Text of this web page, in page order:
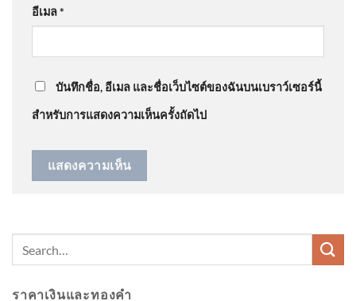
ใกล้เคียงที่อ
@AMARINTVHDonด่วน โจรเจอของจริง จะกระชาก
สร้อยทอง แต่สาวฮึดสู้ | ข่าวอรุณอมรินทร์ 10/08/69
Nuter A NUTER A SKN …
อีเมล*
บันทึกชื่อ, อีเมล และชื่อเว็บไซต์ของฉันบนเบราว์เซอร์นี้
สำหรับการแสดงความเห็นครั้งถัดไป
ราคาเงินและทองคำ